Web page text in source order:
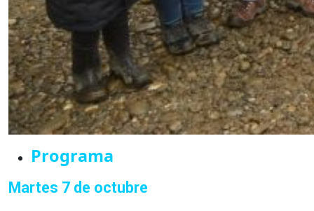
Programa
Martes 7 de octubre